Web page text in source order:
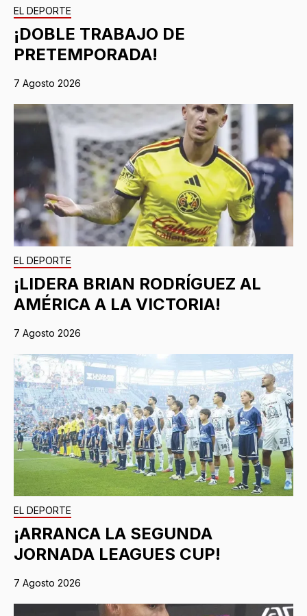
EL DEPORTE
¡DOBLE TRABAJO DE
PRETEMPORADA!
7 Agosto 2026
EL DEPORTE
¡LIDERA BRIAN RODRÍGUEZ AL
AMÉRICA A LA VICTORIA!
7 Agosto 2026
EL DEPORTE
¡ARRANCA LA SEGUNDA
JORNADA LEAGUES CUP!
7 Agosto 2026